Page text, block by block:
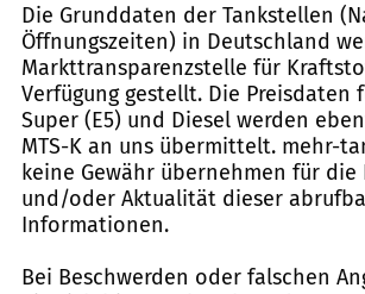
Die Grunddaten der Tankstellen
Öffnungszeiten) in Deutschland
Markttransparenzstelle für
Verfügung gestellt. Die Preisdaten
Super (E5) und Diesel werden
MTS-K an uns übermittelt. mehr-
keine Gewähr übernehmen für
und/oder Aktualität dieser
Informationen.
Bei Beschwerden oder falschen